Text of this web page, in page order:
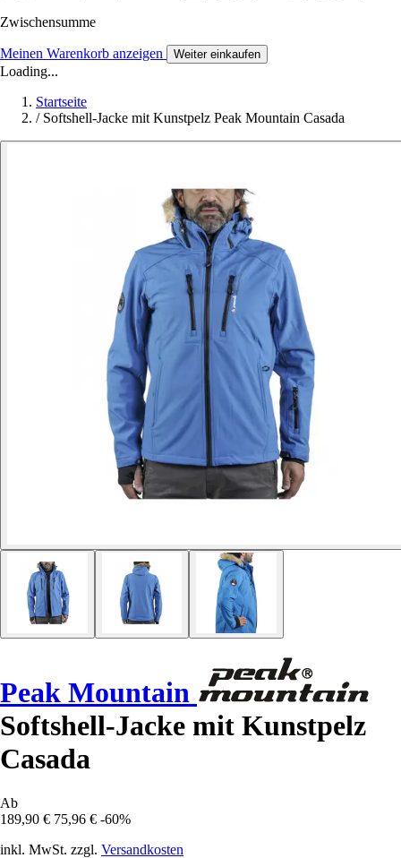
Zwischensumme
Meinen Warenkorb anzeigen Weiter einkaufen
Loading...
Startseite
/ Softshell-Jacke mit Kunstpelz Peak Mountain Casada
Peak Mountain
Softshell-Jacke mit Kunstpelz
Casada
Ab
189,90 € 75,96 € -60%
inkl. MwSt. zzgl. Versandkosten